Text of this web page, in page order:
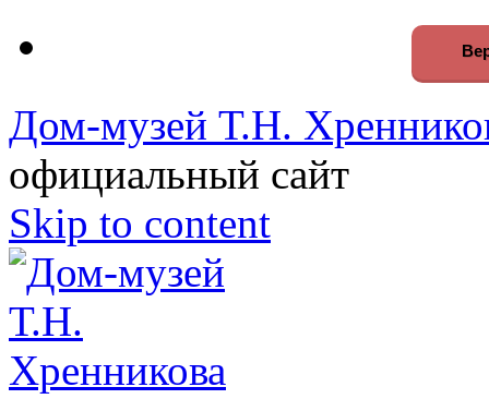
Дом-музей Т.Н.
официальный сайт
Skip to content